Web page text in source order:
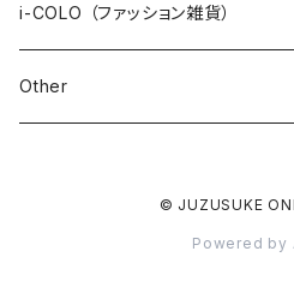
ネックレス
ピアス / イヤリング
数珠ブレスレット
STONE ONLY
2連ブレスレット
i-COLO （ファッション雑貨）
雑貨
Other
© JUZUSUKE
Powered by